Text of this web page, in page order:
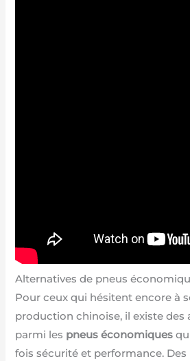
Alternatives de pneus
Pour ceux qui hésitent encore à
production chinoise, il existe des
parmi les pneus économiques
fois sécurité et performance.